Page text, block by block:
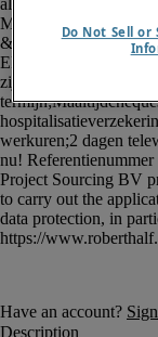
Do Not Sell or